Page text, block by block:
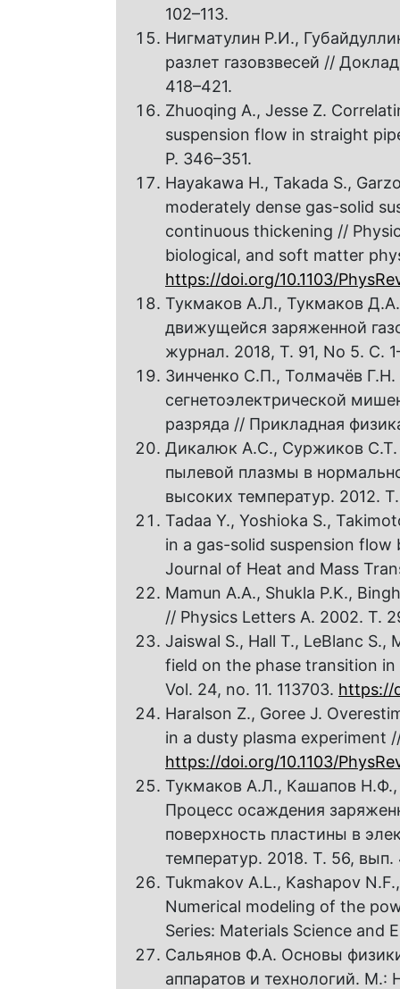
102–113.
Нигматулин Р.И.,
разлет газовзвесей //
418–421.
Zhuoqing A., Jesse Z.
suspension flow in straight
P. 346–351.
Hayakawa H., Takada S.,
moderately dense gas-solid
continuous thickening //
biological, and soft matter
https://doi.org/10.1103/
Тукмаков А.Л., Тукмаков
движущейся заряженной
журнал. 2018, Т. 91, No 5. С.
Зинченко С.П., Толмачёв
сегнетоэлектрической
разряда // Прикладная
Дикалюк А.С., Суржиков С.Т.
пылевой плазмы в
высоких температур. 2012.
Tadaa Y., Yoshioka S.,
in a gas-solid suspension
Journal of Heat and Mass
Mamun A.A., Shukla P.K.,
// Physics Letters A. 2002. Т.
Jaiswal S., Hall T., LeBlanc
field on the phase transition in
Vol. 24, no. 11. 113703. https://
Haralson Z., Goree J.
in a dusty plasma experiment
https://doi.org/10.1103/
Тукмаков А.Л., Кашапов
Процесс осаждения
поверхность пластины в
температур. 2018. T. 56,
Tukmakov A.L., Kashapov
Numerical modeling of the
Series: Materials Science and
Сальянов Ф.А. Основы
аппаратов и технологий. М.: